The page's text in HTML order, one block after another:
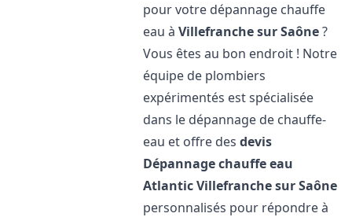
pour votre dépannage chauffe
eau àVillefranche sur Saône?
Vous êtes au bon endroit ! Notre
équipe de plombiers
expérimentés est spécialisée
dans le dépannage de chauffe-
eau et offre desdevis
Dépannage chauffe eau
AtlanticVillefranche sur Saône
personnalisés pour répondre à